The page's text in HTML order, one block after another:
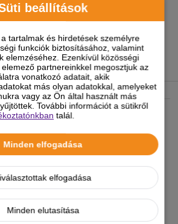
beállítások
tartalmak és hirdetések személyre
funkciók biztosításához, valamint
elemzéséhez. Ezenkívül közösségi
partnereinkkel megosztjuk az
vonatkozó adatait, akik
más olyan adatokkal, amelyeket
vagy az Ön által használt más
További információt a sütikről
talál.
Minden elfogadása
elfogadása
Minden elutasítása
tudsz véleményt írni, ha
AJÁNLJUK